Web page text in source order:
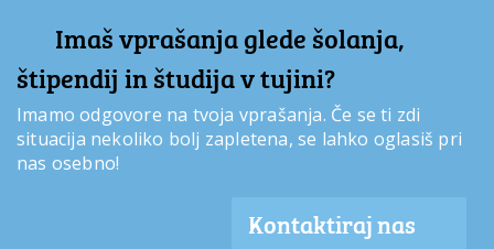
Imaš vprašanja glede šolanja,
štipendij in študija v tujini?
Imamo odgovore na tvoja vprašanja. Če se ti zdi
situacija nekoliko bolj zapletena, se lahko oglasiš pri
nas osebno!
Kontaktiraj nas